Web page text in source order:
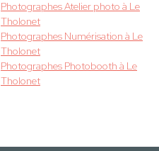
Photographes Atelier photo à Le
Tholonet
Photographes Numérisation à Le
Tholonet
Photographes Photobooth à Le
Tholonet